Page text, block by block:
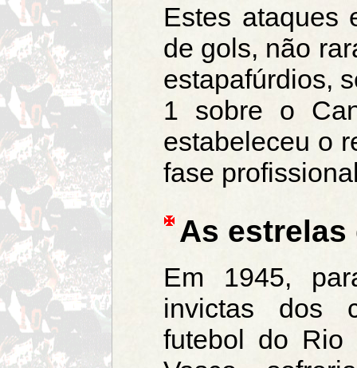
Estes ataques
de gols, não
estapafúrdios,
1 sobre o
estabeleceu o
fase
As estrelas
Em 1945,
invictas dos
futebol do Rio